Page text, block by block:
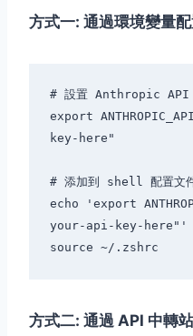
方式一: 通過環境變量
# 設置 Anthropic API
export
key-here"
# 添加到 shell 配置文
echo 'export
your-api-key-here"'
方式二: 通過 API 中轉